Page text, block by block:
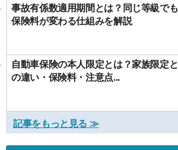
事故有係数適用期間とは？同じ等級でも
保険料が変わる仕組みを解説
自動車保険の本人限定とは？家族限定と
の違い・保険料・注意点...
記事をもっと見る ≫